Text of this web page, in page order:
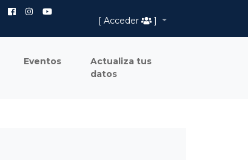
[ Acceder
]
Eventos
Actualiza tus
datos